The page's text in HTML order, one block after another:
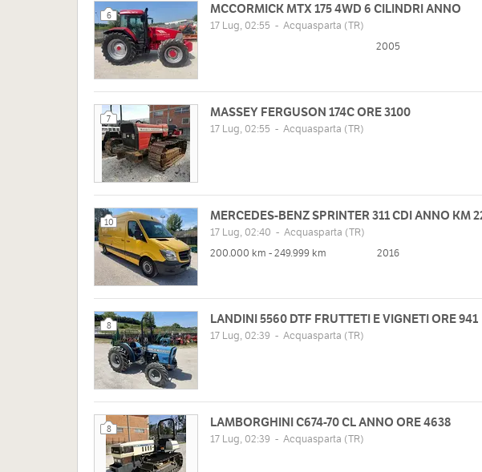
6 MCCORMICK MTX 175 4WD 6 CILINDRI ANNO
17 Lug, 02:55 - Acquasparta (TR)
2005
7 MASSEY FERGUSON 174C ORE 3100
17 Lug, 02:55 - Acquasparta (TR)
10 MERCEDES-BENZ SPRINTER 311 CDI ANNO KM
17 Lug, 02:40 - Acquasparta (TR)
200.000 km - 249.999 km
2016
8 LANDINI 5560 DTF FRUTTETI E VIGNETI ORE 941
17 Lug, 02:39 - Acquasparta (TR)
8 LAMBORGHINI C674-70 CL ANNO ORE 4638
17 Lug, 02:39 - Acquasparta (TR)